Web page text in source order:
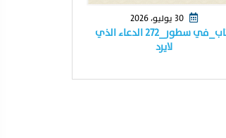
كتاب_في سطور_٢٧٢ الدعاء الذي
لايرد